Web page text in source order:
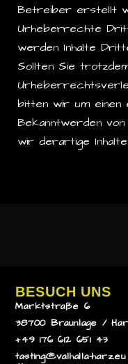
Betreiber erstellt
Urheberrechte
werden Inhalte
Sollten Sie
bitten wir um einen
Bekanntwerden
wir derartige
BESUCH UNS
Marktstraße 6
38700 Braunlage /
+49 176 612 651 43
tasting@valhalla-harz.eu